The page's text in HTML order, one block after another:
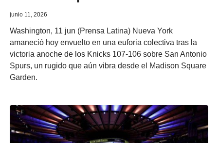
junio 11, 2026
Washington, 11 jun (Prensa Latina) Nueva York
amaneció hoy envuelto en una euforia colectiva tras la
victoria anoche de los Knicks 107-106 sobre San Antonio
Spurs, un rugido que aún vibra desde el Madison Square
Garden.